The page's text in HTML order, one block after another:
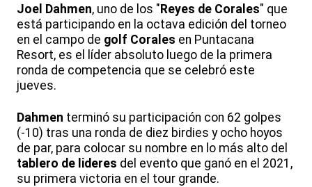
Joel Dahmen, uno de los " Reyes de Corales" que
está participando en la octava edición del torneo
en el campo de golf Corales en Puntacana
Resort, es el líder absoluto luego de la primera
ronda de competencia que se celebró este
jueves.
Dahmen terminó su participación con 62 golpes
(-10) tras una ronda de diez birdies y ocho hoyos
de par, para colocar su nombre en lo más alto del
tablero de lideres del evento que ganó en el 2021,
su primera victoria en el tour grande.